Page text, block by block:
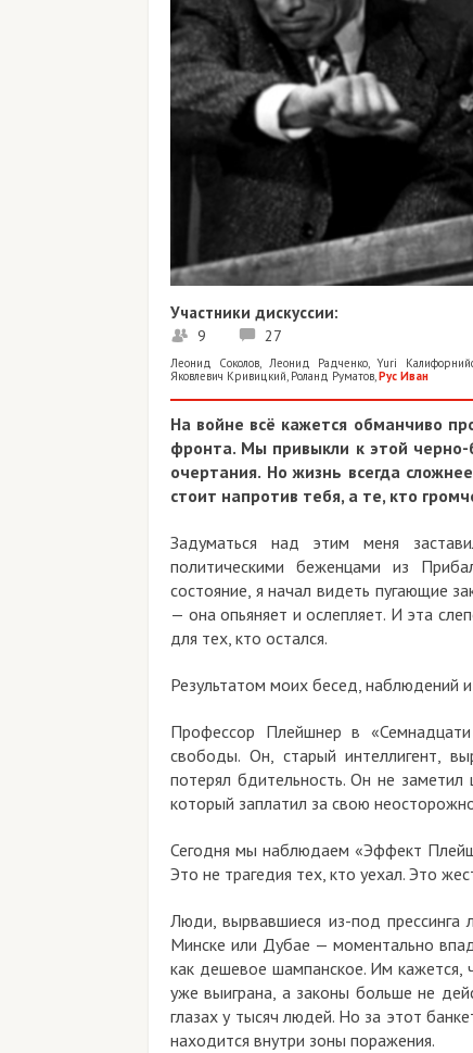
Участники дискуссии:
9 27
Леонид Соколов, Леонид Радченко,Yuri
Яковлевич Кривицкий, Роланд Руматов,Рус Иван
На войне всё кажется обманчиво
фронта. Мы привыкли к этой черно-
очертания. Но жизнь всегда
стоит напротив тебя, а те, кто
Задуматься над этим меня
политическими беженцами из
состояние, я начал видеть пугающие
— она опьяняет и ослепляет. И эта
для тех, кто остался.
Результатом моих бесед, наблюдений
Профессор Плейшнер в
свободы. Он, старый интеллигент,
потерял бдительность. Он не
который заплатил за свою
Сегодня мы наблюдаем «Эффект
Это не трагедия тех, кто уехал. Это
Люди, вырвавшиеся из-под прессинга
Минске или Дубае — моментально
как дешевое шампанское. Им кажется,
уже выиграна, а законы больше не
глазах у тысяч людей. Но за этот
находится внутри зоны поражения.